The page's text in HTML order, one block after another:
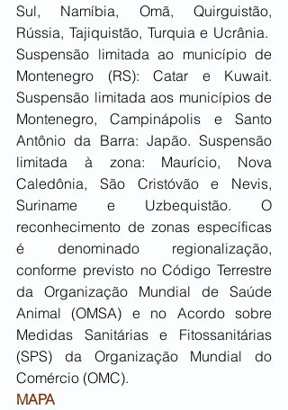
Sul, Namíbia, Omã, Quirguistão,
Rússia, Tajiquistão, Turquia e Ucrânia.
Suspensão limitada ao município de
Montenegro (RS): Catar e Kuwait.
Suspensão limitada aos municípios de
Montenegro, Campinápolis e Santo
Antônio da Barra: Japão. Suspensão
limitada à zona: Maurício, Nova
Caledônia, São Cristóvão e Nevis,
Suriname e Uzbequistão. O
reconhecimento de zonas específicas
é denominado regionalização,
conforme previsto no Código Terrestre
da Organização Mundial de Saúde
Animal (OMSA) e no Acordo sobre
Medidas Sanitárias e Fitossanitárias
(SPS) da Organização Mundial do
Comércio (OMC).
MAPA